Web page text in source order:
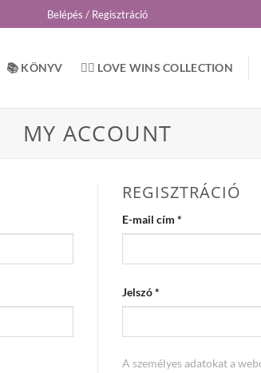
Belépés / Regisztráció
📚 KÖNYV 🏳️‍🌈 LOVE WINS COLLECTION
MY ACCOUNT
REGISZTRÁCIÓ
E-mail cím *
Jelszó*
A személyes adatokat a